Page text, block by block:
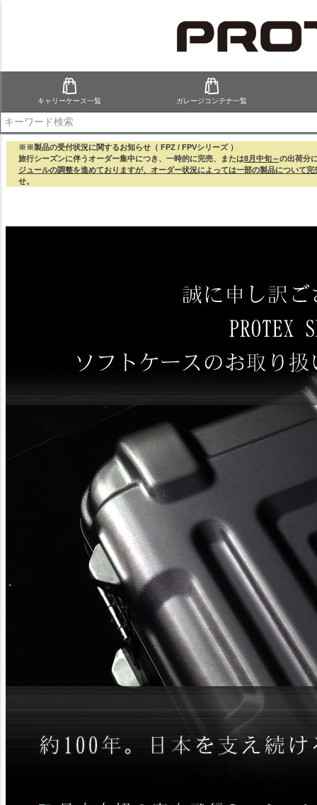
キャリーケース一覧 ガレージコンテナ一覧
※※製品の受付状況に関するお知らせ（ FPZ / FPVシリーズ ）
旅行シーズンに伴うオーダー集中につき、一時的に完売、または8月中旬～の出荷分
ジュールの調整を進めておりますが、オーダー状況によっては一部の製品について
せ。